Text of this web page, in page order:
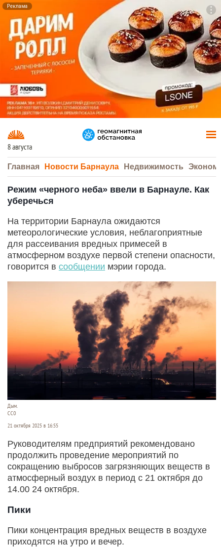
Реклама
8 августа
Главная Новости Барнаула Недвижимость
Режим «черного неба» ввели в Барнауле. Как
уберечься
На территории Барнаула ожидаются
метеорологические условия, неблагоприятные
для рассеивания вредных примесей в
атмосферном воздухе первой степени опасности,
говорится в сообщении мэрии города.
Дым.
СС0
21 октября 2025 в 16:55
Руководителям предприятий рекомендовано
продолжить проведение мероприятий по
сокращению выбросов загрязняющих веществ в
атмосферный воздух в период с 21 октября до
14.00 24 октября.
Пики
Пики концентрация вредных веществ в воздухе
приходятся на утро и вечер.